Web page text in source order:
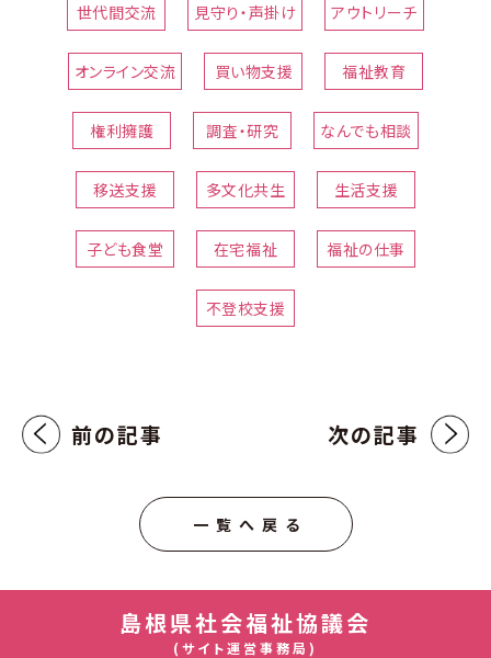
世代間交流 見守り・声掛け アウトリーチ
オンライン交流 買い物支援 福祉教育
権利擁護 調査・研究 なんでも相談
移送支援 多文化共生 生活支援
子ども食堂 在宅福祉 福祉の仕事
不登校支援
前の記事 次の記事
一覧へ戻る
島根県社会福祉協議会
(サイト運営事務局)